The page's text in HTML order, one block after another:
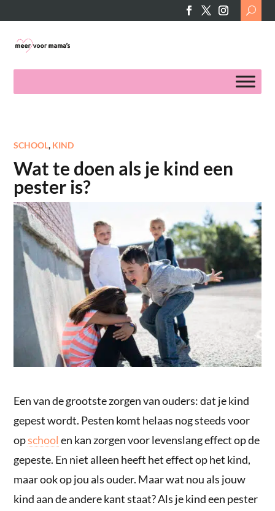
Search
for:
SCHOOL, KIND
Wat te doen als je kind een
pester is?
Een van de grootste zorgen van ouders: dat je kind
gepest wordt. Pesten komt helaas nog steeds voor
opschool en kan zorgen voor levenslang effect op de
gepeste. En niet alleen heeft het effect op het kind,
maar ook op jou als ouder. Maar wat nou als jouw
kind aan de andere kant staat? Als je kind een pester